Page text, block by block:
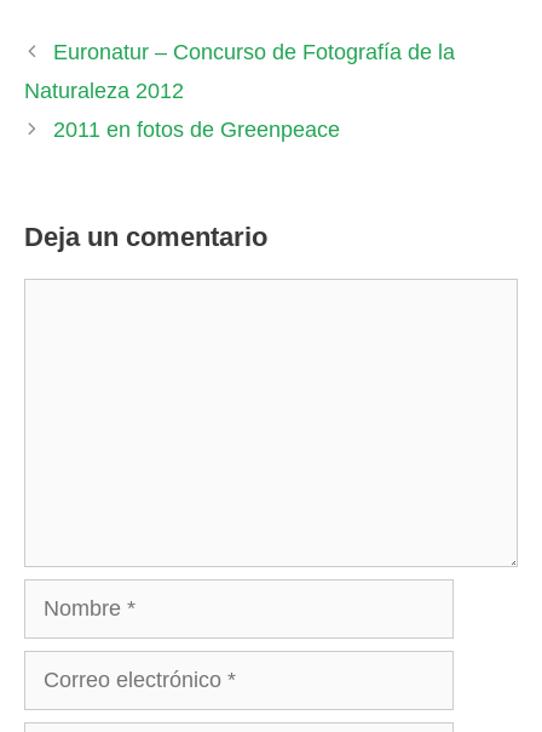
Euronatur – Concurso de Fotografía de la
Naturaleza 2012
2011 en fotos de Greenpeace
Deja un comentario